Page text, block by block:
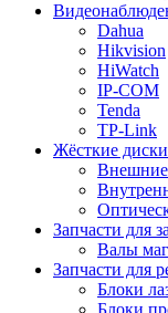
Dahua
Hikvision
HiWatch
IP-COM
Tenda
TP-Link
Жёсткие
Внешние
Запчасти для
Валы
Запчасти для
Блоки
Блоки